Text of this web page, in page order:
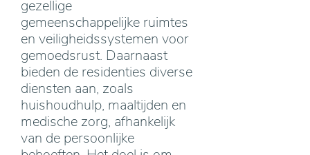
gezellige
gemeenschappelijke ruimtes
en veiligheidssystemen voor
gemoedsrust. Daarnaast
bieden de residenties diverse
diensten aan, zoals
huishoudhulp, maaltijden en
medische zorg, afhankelijk
van de persoonlijke